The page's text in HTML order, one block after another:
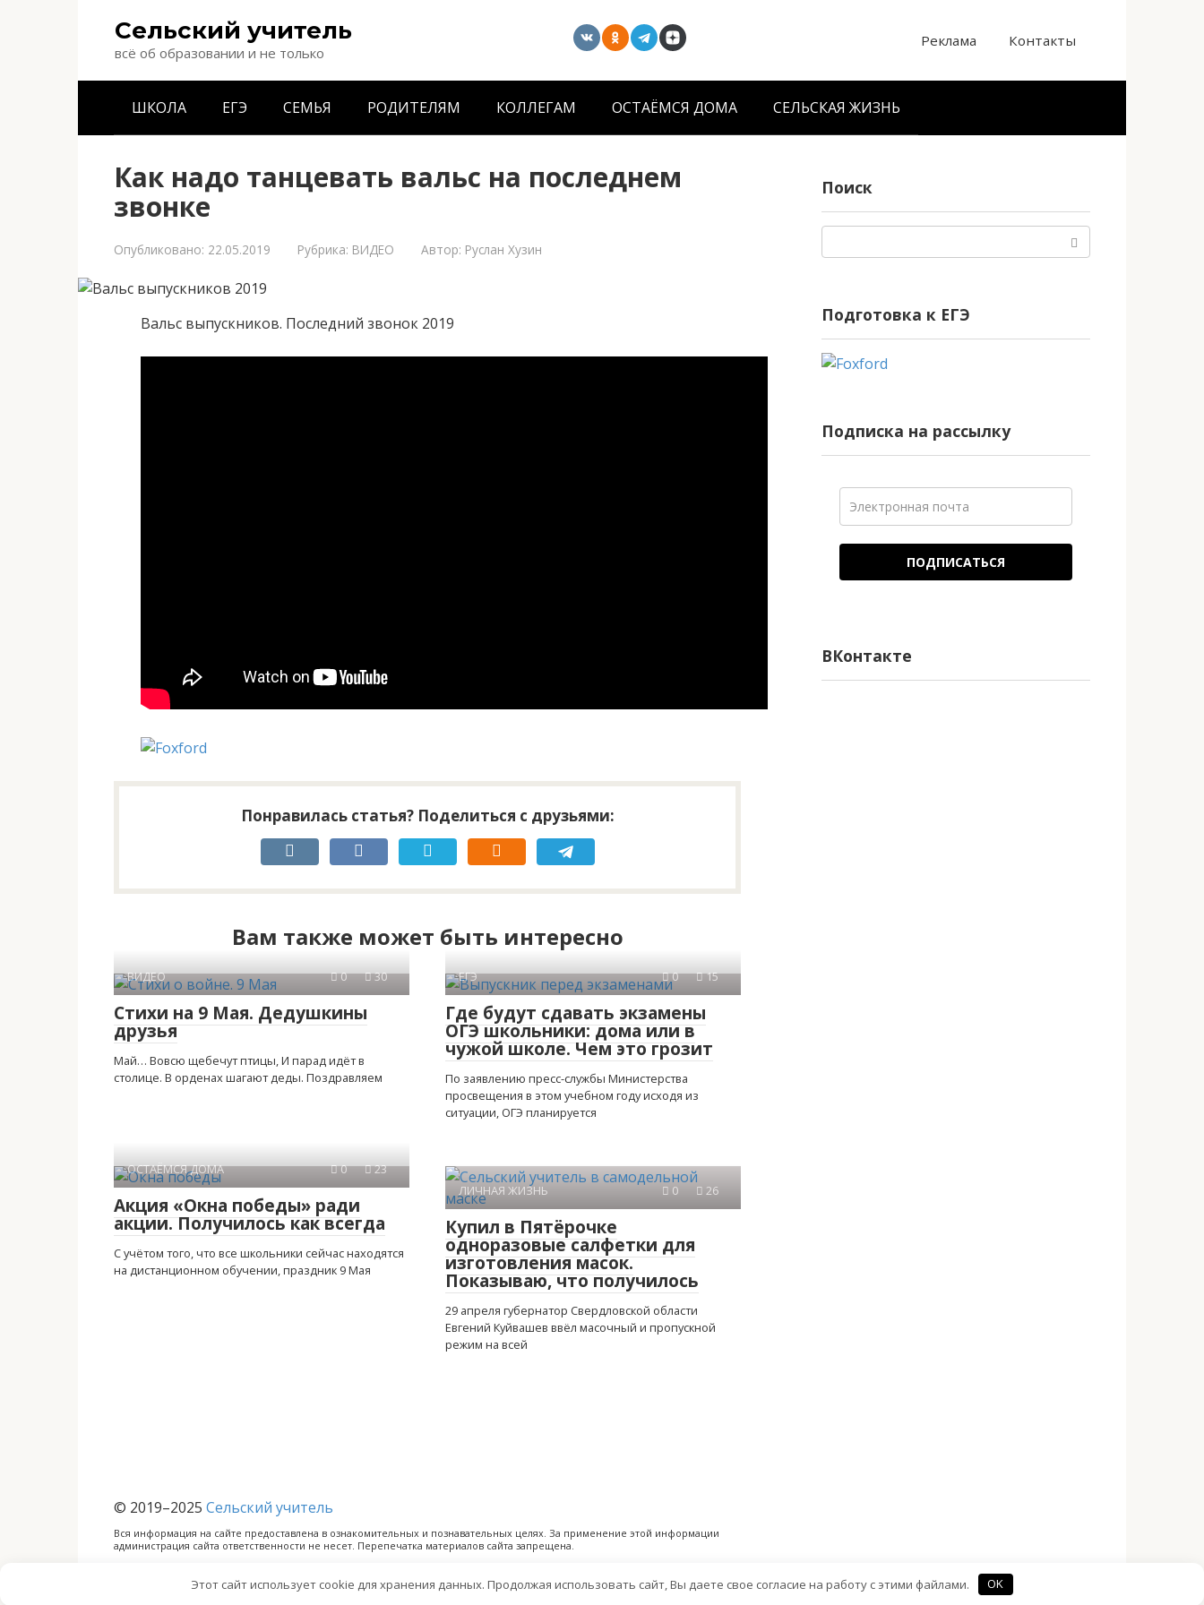
Сельский учитель
всё об образовании и не только
Реклама Контакты
ШКОЛА ЕГЭ СЕМЬЯ РОДИТЕЛЯМ КОЛЛЕГАМ ОСТАЁМСЯ ДОМА СЕЛЬСКАЯ ЖИЗНЬ
Как надо танцевать вальс на последнем
звонке
Опубликовано: 22.05.2019 Рубрика: ВИДЕО Автор: Руслан Хузин
Вальс выпускников. Последний звонок 2019
Понравилась статья? Поделиться с друзьями:
Вам также может быть интересно
ВИДЕО 0 30
Стихи на 9 Мая. Дедушкины
друзья
Май… Вовсю щебечут птицы, И парад идёт в
столице. В орденах шагают деды. Поздравляем
ЕГЭ 0 15
Где будут сдавать экзамены
ОГЭ школьники: дома или в
чужой школе. Чем это грозит
По заявлению пресс-службы Министерства
просвещения в этом учебном году исходя из
ситуации, ОГЭ планируется
ОСТАЁМСЯ ДОМА 0 23
Акция «Окна победы» ради
акции. Получилось как всегда
C учётом того, что все школьники сейчас находятся
на дистанционном обучении, праздник 9 Мая
ЛИЧНАЯ ЖИЗНЬ 0 26
Купил в Пятёрочке
одноразовые салфетки для
изготовления масок.
Показываю, что получилось
29 апреля губернатор Свердловской области
Евгений Куйвашев ввёл масочный и пропускной
режим на всей
Поиск
Подготовка к ЕГЭ
Подписка на рассылку
ПОДПИСАТЬСЯ
ВКонтакте
© 2019–2025 Сельский учитель
Вся информация на сайте предоставлена в ознакомительных и познавательных целях. За применение этой информации
администрация сайта ответственности не несет. Перепечатка материалов сайта запрещена.
Этот сайт использует cookie для хранения данных. Продолжая использовать сайт, Вы даете свое согласие на работу с этими файлами. OK